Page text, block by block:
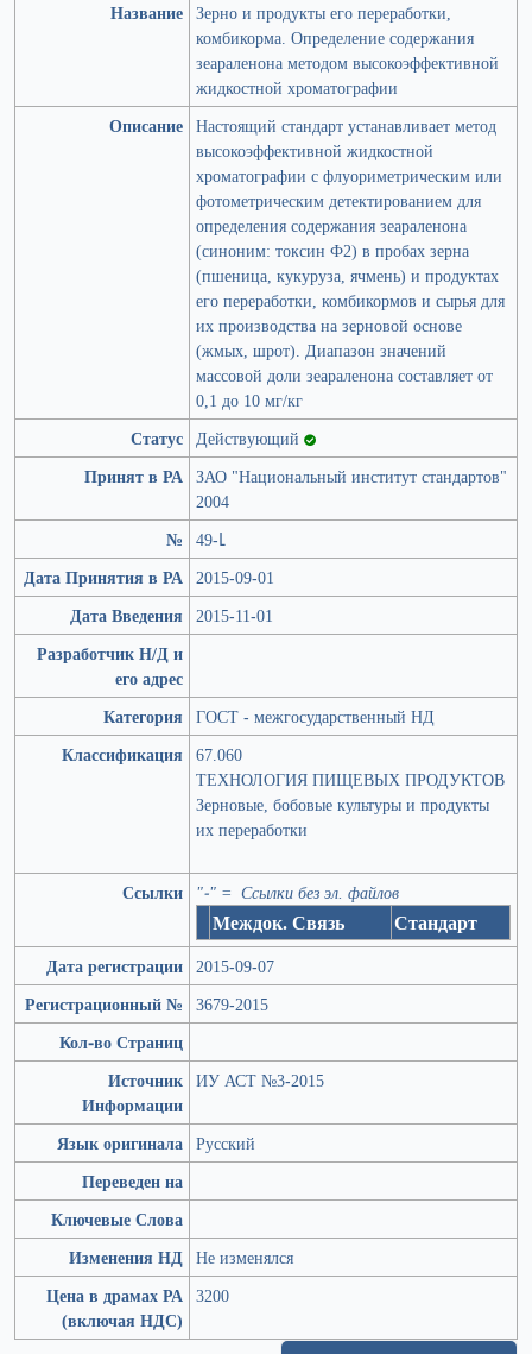
Название Зерно и продукты его переработки,
комбикорма. Определение содержания
зеараленона методом высокоэффективной
жидкостной хроматографии
Описание Настоящий стандарт устанавливает метод
высокоэффективной жидкостной
хроматографии с флуориметрическим или
фотометрическим детектированием для
определения содержания зеараленона
(синоним: токсин Ф2) в пробах зерна
(пшеница, кукуруза, ячмень) и продуктах
его переработки, комбикормов и сырья для
их производства на зерновой основе
(жмых, шрот). Диапазон значений
массовой доли зеараленона составляет от
0,1 до 10 мг/кг
Статус Действующий
Принят в РА ЗАО "Национальный институт стандартов"
2004
№
49-Լ
Дата Принятия в РА 2015-09-01
Дата Введения
2015-11-01
Разработчик Н/Д и
его адрес
Категория
ГОСТ - межгосударственный НД
Классификация
67.060
ТЕХНОЛОГИЯ ПИЩЕВЫХ ПРОДУКТОВ
Зерновые, бобовые культуры и продукты
их переработки
Ссылки "-" = Ссылки без эл. файлов
Междок. Связь Стандарт
Дата регистрации 2015-09-07
Регистрационный №
3679-2015
Кол-во Страниц
Источник
Информации
ИУ АСТ №3-2015
Язык оригинала Русский
Переведен на
Ключевые Слова
Изменения НД Не изменялся
Цена в драмах РА
(включая НДС)
3200